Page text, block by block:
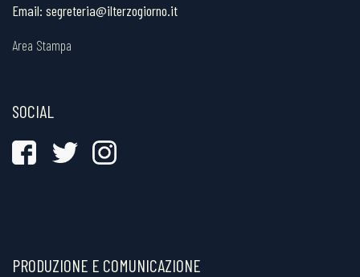
Email: segreteria@ilterzogiorno.it
Area Stampa
SOCIAL
PRODUZIONE E COMUNICAZIONE